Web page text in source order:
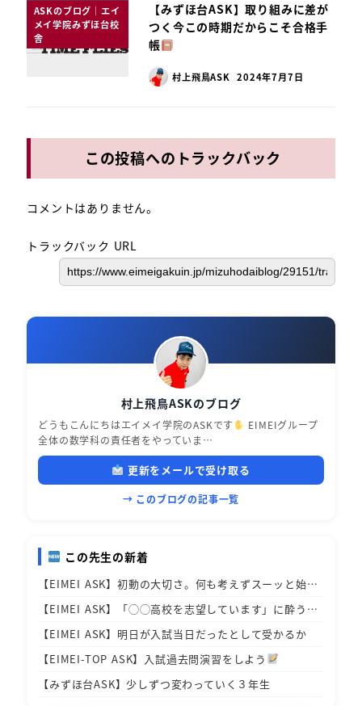
ASKのブログ｜エイ
メイ学院みずほ台校
舎
【みずほ台ASK】取り組みに差が
つく今この時期だからこそ合格手
帳
村上飛鳥ASK 2024年7月7日
この投稿へのトラックバック
コメントはありません。
トラックバック URL
村上飛鳥ASKのブログ
どうもこんにちはエイメイ学院のASKです
EIMEIグループ
全体の数学科の責任者をやっていま…
更新をメールで受け取る
→ このブログの記事一覧
この先生の新着
【EIMEI ASK】初動の大切さ。何も考えずスーッと始…
【EIMEI ASK】「◯◯高校を志望しています」に酔う…
【EIMEI ASK】明日が入試当日だったとして受かるか
【EIMEI-TOP ASK】入試過去問演習をしよう
【みずほ台ASK】少しずつ変わっていく３年生